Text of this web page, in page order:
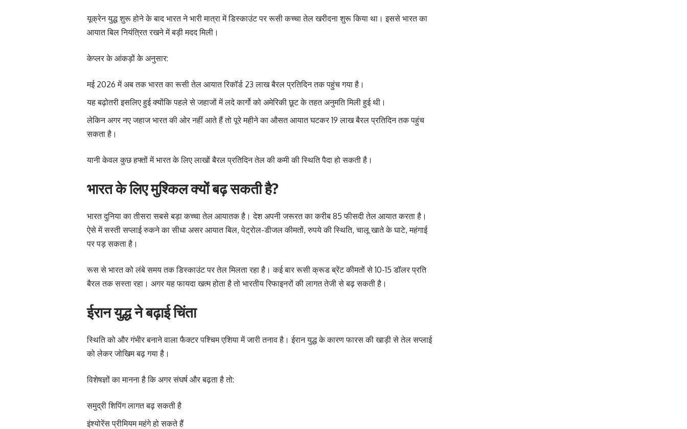
यूक्रेन युद्ध शुरू होने के बाद भारत ने भारी मात्रा में डिस्काउंट पर रूसी कच्चा तेल खरीदना शुरू किया था। इससे भारत का
आयात बिल नियंत्रित रखने में बड़ी मदद मिली।
केप्लर के आंकड़ों के अनुसार:
मई 2026 में अब तक भारत का रूसी तेल आयात रिकॉर्ड 23 लाख बैरल प्रतिदिन तक पहुंच गया है।
यह बढ़ोतरी इसलिए हुई क्योंकि पहले से जहाजों में लदे कार्गो को अमेरिकी छूट के तहत अनुमति मिली हुई थी।
लेकिन अगर नए जहाज भारत की ओर नहीं आते हैं तो पूरे महीने का औसत आयात घटकर 19 लाख बैरल प्रतिदिन तक पहुंच
सकता है।
यानी केवल कुछ हफ्तों में भारत के लिए लाखों बैरल प्रतिदिन तेल की कमी की स्थिति पैदा हो सकती है।
भारत के लिए मुश्किल क्यों बढ़ सकती है?
भारत दुनिया का तीसरा सबसे बड़ा कच्चा तेल आयातक है। देश अपनी जरूरत का करीब 85 फीसदी तेल आयात करता है।
ऐसे में सस्ती सप्लाई रुकने का सीधा असर आयात बिल, पेट्रोल-डीजल कीमतों, रुपये की स्थिति, चालू खाते के घाटे, महंगाई
पर पड़ सकता है।
रूस से भारत को लंबे समय तक डिस्काउंट पर तेल मिलता रहा है। कई बार रूसी क्रूड ब्रेंट कीमतों से 10-15 डॉलर प्रति
बैरल तक सस्ता रहा। अगर यह फायदा खत्म होता है तो भारतीय रिफाइनरों की लागत तेजी से बढ़ सकती है।
ईरान युद्ध ने बढ़ाई चिंता
स्थिति को और गंभीर बनाने वाला फैक्टर पश्चिम एशिया में जारी तनाव है। ईरान युद्ध के कारण फारस की खाड़ी से तेल सप्लाई
को लेकर जोखिम बढ़ गया है।
विशेषज्ञों का मानना है कि अगर संघर्ष और बढ़ता है तो:
समुद्री शिपिंग लागत बढ़ सकती है
इंश्योरेंस प्रीमियम महंगे हो सकते हैं